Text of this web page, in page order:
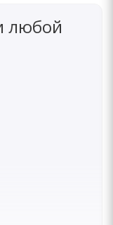
любой